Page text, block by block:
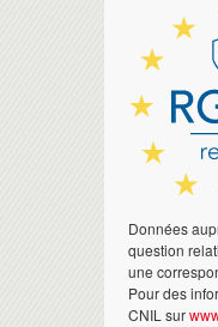
Données
question
une
Pour des
CNIL sur